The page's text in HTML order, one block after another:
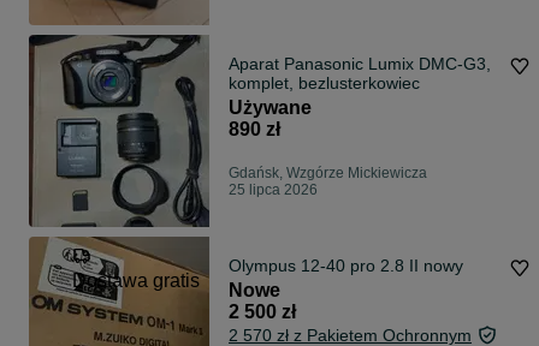
Aparat Panasonic Lumix DMC-G3,
komplet, bezlusterkowiec
Używane
890 zł
Gdańsk, Wzgórze Mickiewicza
25 lipca 2026
Dostawa gratis
Olympus 12-40 pro 2.8 II nowy
Nowe
2 500 zł
2 570 zł z Pakietem Ochronnym